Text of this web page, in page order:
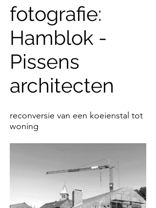
fotografie:
Hamblok -
Pissens
architecten
reconversie van een koeienstal tot
woning